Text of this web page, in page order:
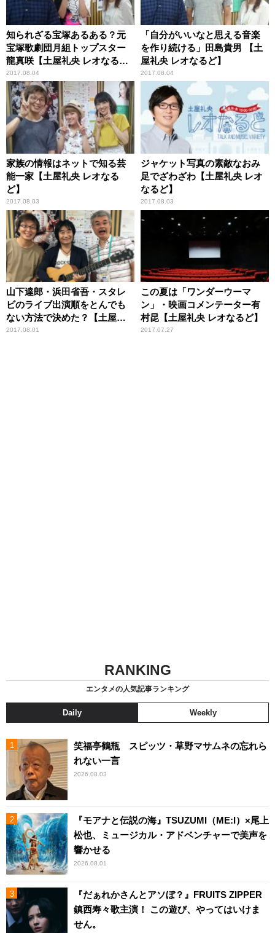
知られざる宝塚あるある？元
宝塚歌劇団月組トップスター
龍真咲【土屋礼央 レオなる
ど】
2017.08.04
「自分がいいなと思える音楽
を作り続ける」田島貴男 【土
屋礼央 レオなるど】
2017.08.04
家族の情報はネットで知る芸
能一家【土屋礼央 レオなる
ど】
2017.08.03
ジャケット写真の素敵なおみ
足でざわざわ【土屋礼央 レオ
なるど】
2017.08.03
山下達郎・浜田省吾・スタレ
ビのライブ出演順をとんでも
ない方法で決めた？【土屋礼
央 レオなるど】
2017.08.01
この夏は「ワンダーウーマ
ン」・映画コメンテーター有
村昆【土屋礼央 レオなるど】
2017.07.27
RANKING
エンタメの人気記事ランキング
Daily Weekly
笑福亭鶴瓶 スピッツ・草野マサムネの忘れら
れない一言
2026.08.03
『モアナと伝説の海』TSUZUMI（ME:I）×尾上
松也、ミュージカル・アドベンチャーで美声を
響かせる
2026.08.01
『だぁれかさんとアソぼ？』FRUITS ZIPPER
鎮西寿々歌主演！ この遊び、やってはいけま
せん。